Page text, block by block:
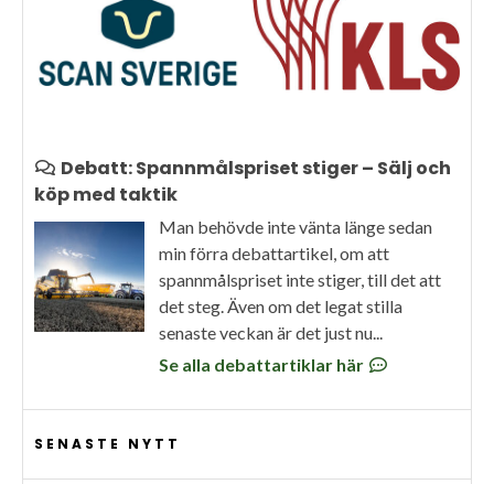
Debatt: Spannmålspriset stiger – Sälj och
köp med taktik
Man behövde inte vänta länge sedan
min förra debattartikel, om att
spannmålspriset inte stiger, till det att
det steg. Även om det legat stilla
senaste veckan är det just nu...
Se alla debattartiklar här
SENASTE NYTT